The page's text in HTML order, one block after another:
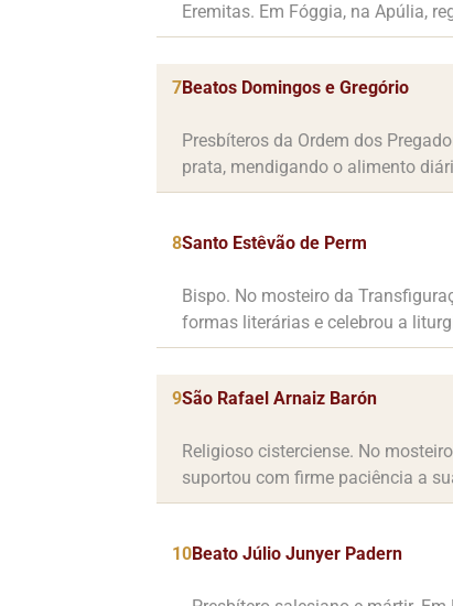
Eremitas. Em Fóggia, na Apúlia,
7Beatos Domingos e Gregório
Presbíteros da Ordem dos
prata, mendigando o alimento
8Santo Estêvão de Perm
Bispo. No mosteiro da
formas literárias e celebrou a
9São Rafael Arnaiz Barón
Religioso cisterciense. No
suportou com firme paciência a
10Beato Júlio Junyer Padern